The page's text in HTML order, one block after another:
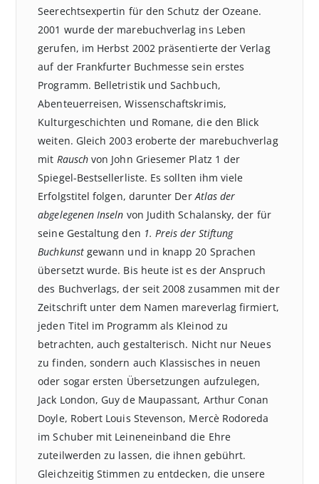
Seerechtsexpertin für den Schutz der Ozeane.
2001 wurde der marebuchverlag ins Leben
gerufen, im Herbst 2002 präsentierte der Verlag
auf der Frankfurter Buchmesse sein erstes
Programm. Belletristik und Sachbuch,
Abenteuerreisen, Wissenschaftskrimis,
Kulturgeschichten und Romane, die den Blick
weiten. Gleich 2003 eroberte der marebuchverlag
mit Rauschvon John Griesemer Platz 1 der
Spiegel-Bestsellerliste. Es sollten ihm viele
Erfolgstitel folgen, darunter Der Atlas der
abgelegenen Inseln von Judith Schalansky, der für
seine Gestaltung den 1. Preis der Stiftung
Buchkunstgewann und in knapp 20 Sprachen
übersetzt wurde. Bis heute ist es der Anspruch
des Buchverlags, der seit 2008 zusammen mit der
Zeitschrift unter dem Namen mareverlag firmiert,
jeden Titel im Programm als Kleinod zu
betrachten, auch gestalterisch. Nicht nur Neues
zu finden, sondern auch Klassisches in neuen
oder sogar ersten Übersetzungen aufzulegen,
Jack London, Guy de Maupassant, Arthur Conan
Doyle, Robert Louis Stevenson, Mercè Rodoreda
im Schuber mit Leineneinband die Ehre
zuteilwerden zu lassen, die ihnen gebührt.
Gleichzeitig Stimmen zu entdecken, die unsere